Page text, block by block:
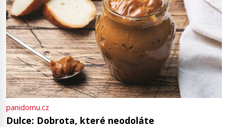
panidomu.cz
Dulce: Dobrota, které neodoláte